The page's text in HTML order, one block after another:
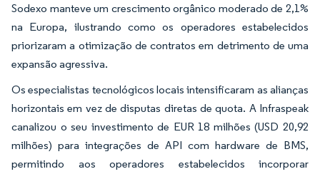
Sodexo manteve um crescimento orgânico moderado de 2,1%
na Europa, ilustrando como os operadores estabelecidos
priorizaram a otimização de contratos em detrimento de uma
expansão agressiva.
Os especialistas tecnológicos locais intensificaram as alianças
horizontais em vez de disputas diretas de quota. A Infraspeak
canalizou o seu investimento de EUR 18 milhões (USD 20,92
milhões) para integrações de API com hardware de BMS,
permitindo aos operadores estabelecidos incorporar